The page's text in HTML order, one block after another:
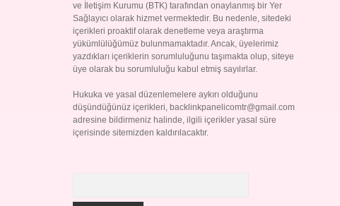
ve İletişim Kurumu (BTK) tarafından onaylanmış bir Yer
Sağlayıcı olarak hizmet vermektedir. Bu nedenle, sitedeki
içerikleri proaktif olarak denetleme veya araştırma
yükümlülüğümüz bulunmamaktadır. Ancak, üyelerimiz
yazdıkları içeriklerin sorumluluğunu taşımakta olup, siteye
üye olarak bu sorumluluğu kabul etmiş sayılırlar.
Hukuka ve yasal düzenlemelere aykırı olduğunu
düşündüğünüz içerikleri, backlinkpanelicomtr@gmail.com
adresine bildirmeniz halinde, ilgili içerikler yasal süre
içerisinde sitemizden kaldırılacaktır.